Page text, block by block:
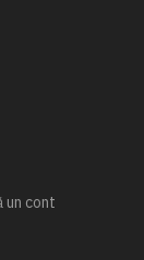
un cont